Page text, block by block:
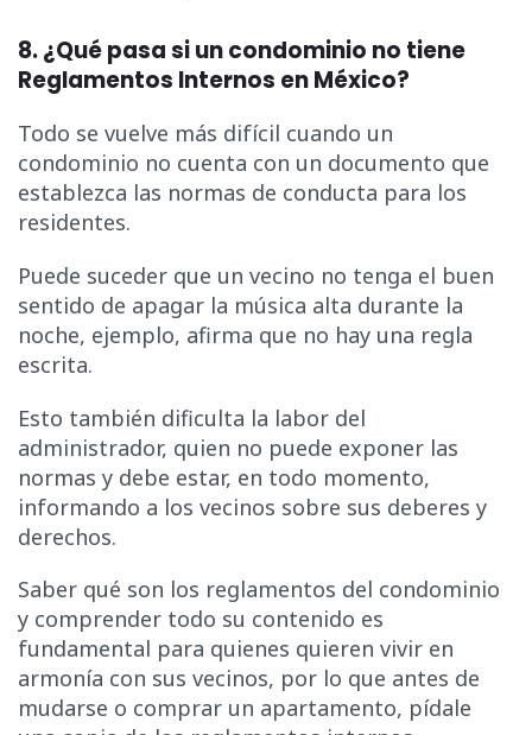
8. ¿Qué pasa si un condominio no tiene
Reglamentos Internos en México?
Todo se vuelve más difícil cuando un
condominio no cuenta con un documento que
establezca las normas de conducta para los
residentes.
Puede suceder que un vecino no tenga el buen
sentido de apagar la música alta durante la
noche, ejemplo, afirma que no hay una regla
escrita.
Esto también dificulta la labor del
administrador, quien no puede exponer las
normas y debe estar, en todo momento,
informando a los vecinos sobre sus deberes y
derechos.
Saber qué son los reglamentos del condominio
y comprender todo su contenido es
fundamental para quienes quieren vivir en
armonía con sus vecinos, por lo que antes de
mudarse o comprar un apartamento, pídale